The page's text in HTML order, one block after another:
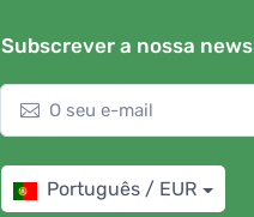
Subscrever a nossa
Português / EUR